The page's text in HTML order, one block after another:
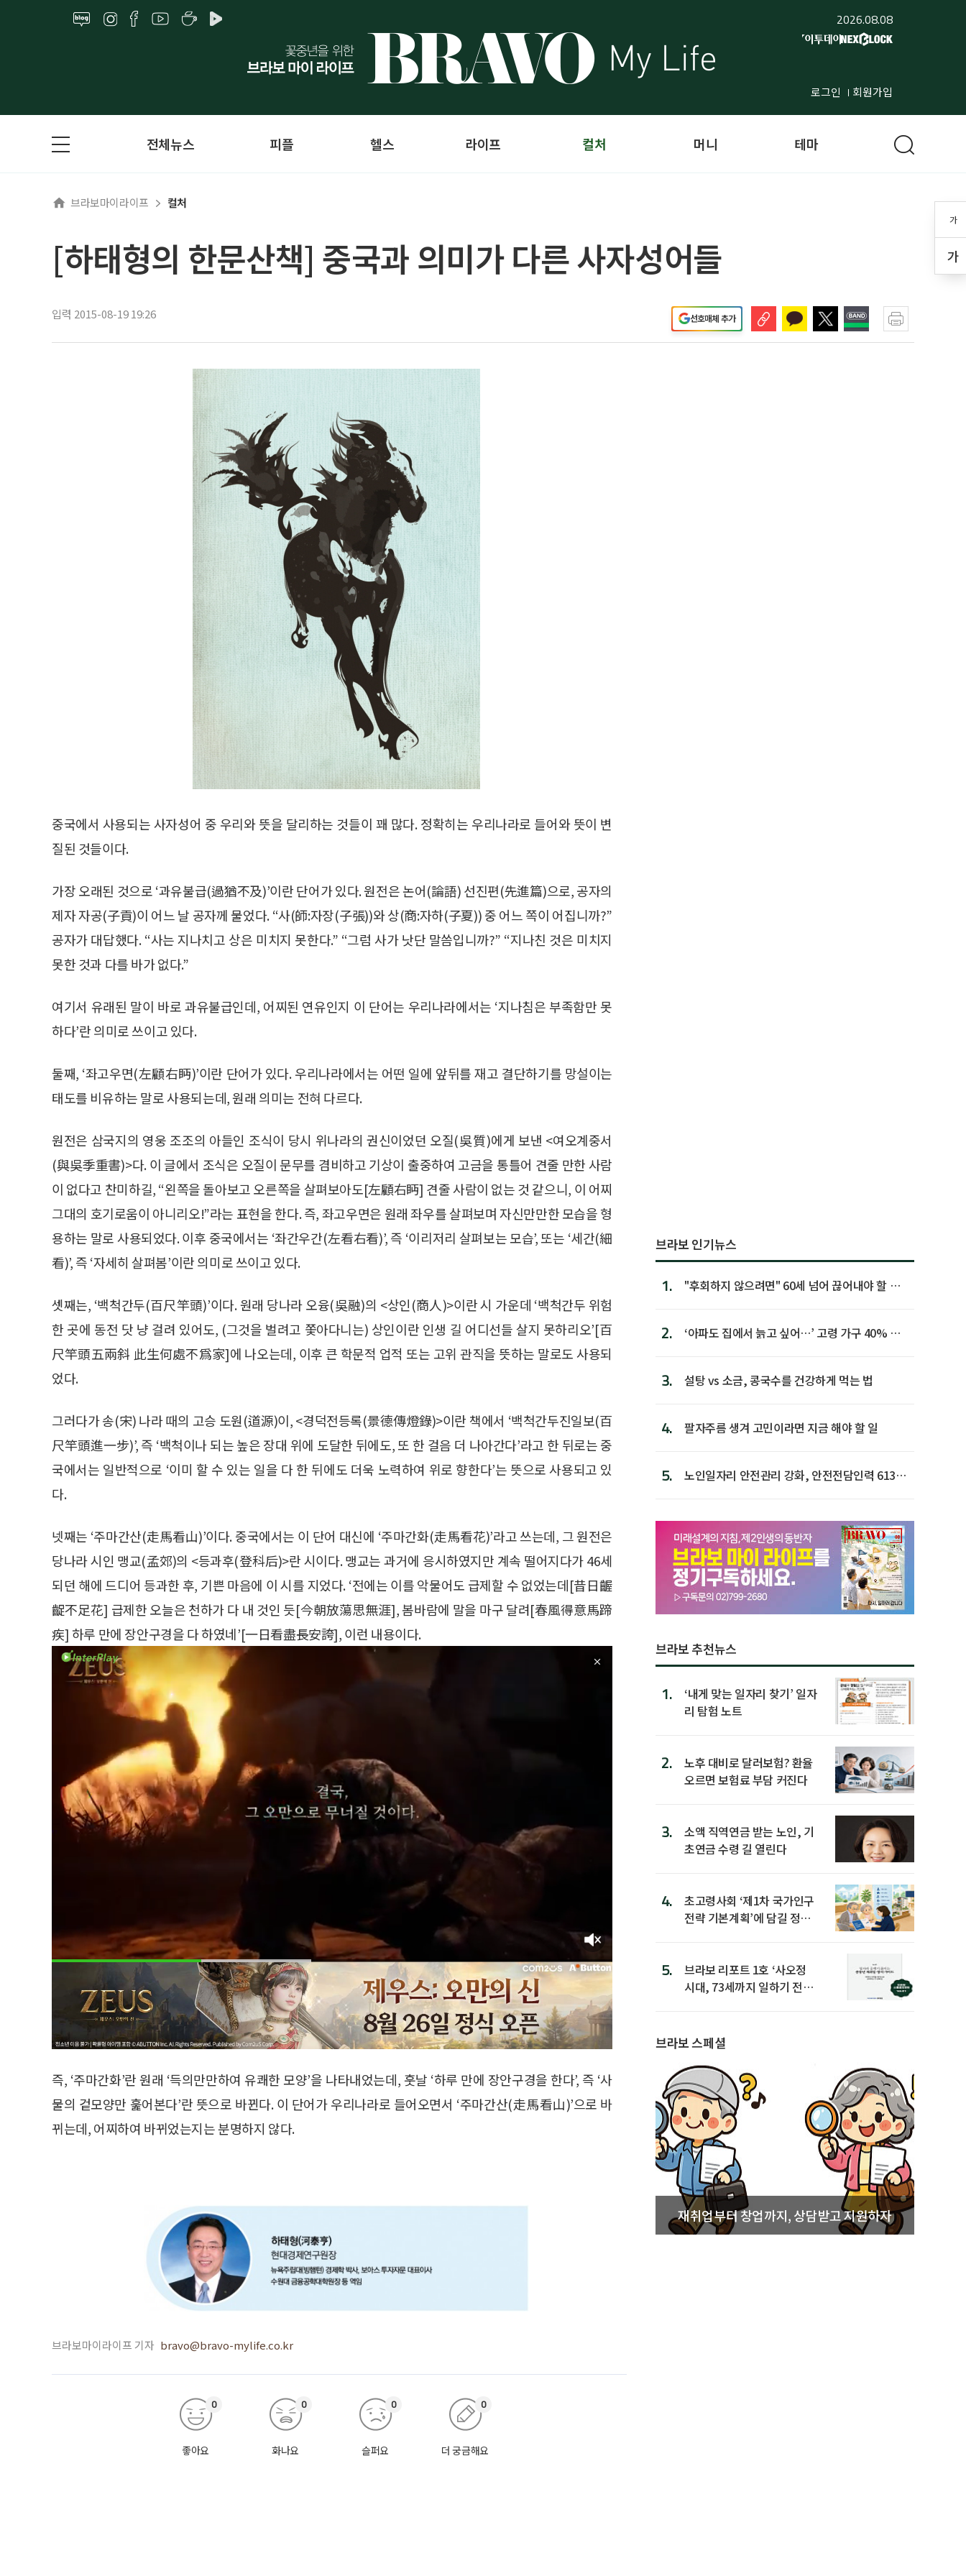
2026.08.08
로그인 회원가입
가
가
전체뉴스 피플 헬스 라이프 컬처 머니 테마
브라보마이라이프 컬처
[하태형의 한문산책] 중국과 의미가 다른 사자성어들
입력 2015-08-19 19:26 선호매체 추가
중국에서 사용되는 사자성어 중 우리와 뜻을 달리하는 것들이 꽤 많다. 정확히는 우리나라로 들어와 뜻이 변
질된 것들이다.
가장 오래된 것으로 ‘과유불급(過猶不及)’이란 단어가 있다. 원전은 논어(論語) 선진편(先進篇)으로, 공자의
제자 자공(子貢)이 어느 날 공자께 물었다. “사(師:자장(子張))와 상(商:자하(子夏)) 중 어느 쪽이 어집니까?”
공자가 대답했다. “사는 지나치고 상은 미치지 못한다.” “그럼 사가 낫단 말씀입니까?” “지나친 것은 미치지
못한 것과 다를 바가 없다.”
여기서 유래된 말이 바로 과유불급인데, 어찌된 연유인지 이 단어는 우리나라에서는 ‘지나침은 부족함만 못
하다’란 의미로 쓰이고 있다.
둘째, ‘좌고우면(左顧右眄)’이란 단어가 있다. 우리나라에서는 어떤 일에 앞뒤를 재고 결단하기를 망설이는
태도를 비유하는 말로 사용되는데, 원래 의미는 전혀 다르다.
원전은 삼국지의 영웅 조조의 아들인 조식이 당시 위나라의 권신이었던 오질(吳質)에게 보낸 <여오계중서
(與吳季重書)>다. 이 글에서 조식은 오질이 문무를 겸비하고 기상이 출중하여 고금을 통틀어 견줄 만한 사람
이 없다고 찬미하길, “왼쪽을 돌아보고 오른쪽을 살펴보아도[左顧右眄] 견줄 사람이 없는 것 같으니, 이 어찌
그대의 호기로움이 아니리오!”라는 표현을 한다. 즉, 좌고우면은 원래 좌우를 살펴보며 자신만만한 모습을 형
용하는 말로 사용되었다. 이후 중국에서는 ‘좌간우간(左看右看)’, 즉 ‘이리저리 살펴보는 모습’, 또는 ‘세간(細
看)’, 즉 ‘자세히 살펴봄’이란 의미로 쓰이고 있다.
셋째는, ‘백척간두(百尺竿頭)’이다. 원래 당나라 오융(吳融)의 <상인(商人)>이란 시 가운데 ‘백척간두 위험
한 곳에 동전 닷 냥 걸려 있어도, (그것을 벌려고 쫓아다니는) 상인이란 인생 길 어디선들 살지 못하리오’[百
尺竿頭五兩斜 此生何處不爲家]에 나오는데, 이후 큰 학문적 업적 또는 고위 관직을 뜻하는 말로도 사용되
었다.
그러다가 송(宋) 나라 때의 고승 도원(道源)이, <경덕전등록(景德傳燈錄)>이란 책에서 ‘백척간두진일보(百
尺竿頭進一步)’, 즉 ‘백척이나 되는 높은 장대 위에 도달한 뒤에도, 또 한 걸음 더 나아간다’라고 한 뒤로는 중
국에서는 일반적으로 ‘이미 할 수 있는 일을 다 한 뒤에도 더욱 노력하여 위로 향한다’는 뜻으로 사용되고 있
다.
넷째는 ‘주마간산(走馬看山)’이다. 중국에서는 이 단어 대신에 ‘주마간화(走馬看花)’라고 쓰는데, 그 원전은
당나라 시인 맹교(孟郊)의 <등과후(登科后)>란 시이다. 맹교는 과거에 응시하였지만 계속 떨어지다가 46세
되던 해에 드디어 등과한 후, 기쁜 마음에 이 시를 지었다. ‘전에는 이를 악물어도 급제할 수 없었는데[昔日齷
齪不足花] 급제한 오늘은 천하가 다 내 것인 듯[今朝放蕩思無涯], 봄바람에 말을 마구 달려[春風得意馬蹄
疾] 하루 만에 장안구경을 다 하였네’[一日看盡長安誇], 이런 내용이다.
즉, ‘주마간화’란 원래 ‘득의만만하여 유쾌한 모양’을 나타내었는데, 훗날 ‘하루 만에 장안구경을 한다’, 즉 ‘사
물의 겉모양만 훑어본다’란 뜻으로 바뀐다. 이 단어가 우리나라로 들어오면서 ‘주마간산(走馬看山)’으로 바
뀌는데, 어찌하여 바뀌었는지는 분명하지 않다.
브라보마이라이프 기자 bravo@bravo-mylife.co.kr
좋아요
0
화나요
0
슬퍼요
0
더 궁금해요
0
브라보 인기뉴스
1.
"후회하지 않으려면" 60세 넘어 끊어내야 할 사
2.
‘아파도 집에서 늙고 싶어…’ 고령 가구 40% 노
3. 설탕 vs 소금, 콩국수를 건강하게 먹는 법
4. 팔자주름 생겨 고민이라면 지금 해야 할 일
5.
노인일자리 안전관리 강화, 안전전담인력 613명
브라보 추천뉴스
1.
‘내게 맞는 일자리 찾기’ 일자
리 탐험 노트
2.
노후 대비로 달러보험? 환율
오르면 보험료 부담 커진다
3.
소액 직역연금 받는 노인, 기
초연금 수령 길 열린다
4.
초고령사회 ‘제1차 국가인구
전략 기본계획’에 담길 정책
5.
브라보 리포트 1호 ‘사오정
시대, 73세까지 일하기 전략’
브라보 스페셜
재취업부터 창업까지, 상담받고 지원하자